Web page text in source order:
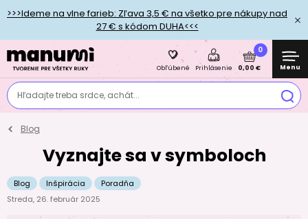
>>>Ideme na vlne farieb: Zľava 3,5 € na všetko pre nákupy nad
27 € s kódom DUHA<<<
Hľadajte treba srdce, achát...
Obľúbené Prihlásenie
0
0,00 € Menu
Blog
Vyznajte sa v symboloch
Blog Inšpirácia
Poradňa
Streda, 26. február 2025